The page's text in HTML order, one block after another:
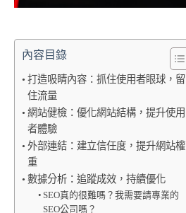
內容目錄
打造吸睛內容：抓住使用者眼球，留
住流量
網站健檢：優化網站結構，提升使用
者體驗
外部連結：建立信任度，提升網站權
重
數據分析：追蹤成效，持續優化
SEO真的很難嗎？我需要請專業的
SEO公司嗎？